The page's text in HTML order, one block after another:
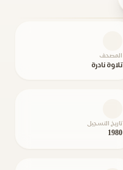
المصحف
تلاوة نادرة
تاريخ التسجيل
1980